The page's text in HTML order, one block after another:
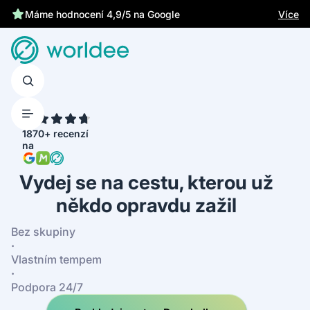
Máme hodnocení 4,9/5 na Google
Více
1870+ recenzí
na
Vydej se na cestu, kterou už
někdo opravdu zažil
Bez skupiny
·
Vlastním tempem
·
Podpora 24/7